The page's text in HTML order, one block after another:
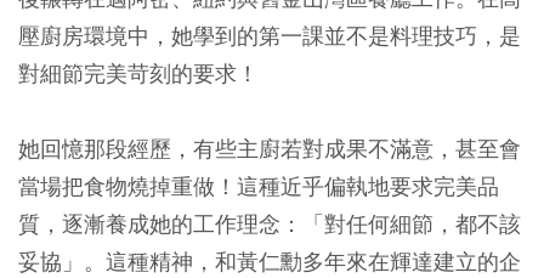
壓廚房環境中，她學到的第一課並不是料理技巧，是
對細節完美苛刻的要求！
她回憶那段經歷，有些主廚若對成果不滿意，甚至會
當場把食物燒掉重做！這種近乎偏執地要求完美品
質，逐漸養成她的工作理念：「對任何細節，都不該
妥協」。這種精神，和黃仁勳多年來在輝達建立的企